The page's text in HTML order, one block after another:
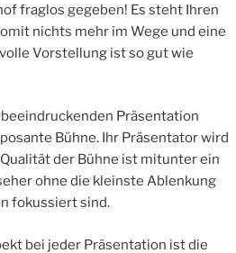
fraglos gegeben! Es steht Ihren
nichts mehr im Wege und eine
Vorstellung ist so gut wie
Präsentation
Bühne. Ihr Präsentator wird
der Bühne ist mitunter ein
ohne die kleinste Ablenkung
fokussiert sind.
bei jeder Präsentation ist die